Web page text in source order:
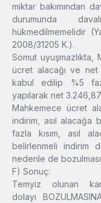
miktar bakımından
durumunda
hükmedilmemelidir
2008/31205 K.).
Somut uyuşmazlıkta,
ücret alacağı ve net
kabul edilip %5
yapılarak net
Mahkemece ücret
indirim, asıl alacağa
fazla kısım, asıl
belirlenmeli indirim
nedenle de
F) Sonuç:
Temyiz olunan
dolayı